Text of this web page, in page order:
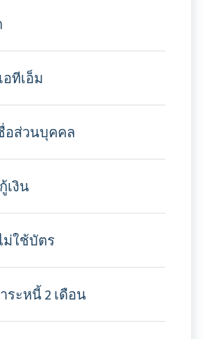
อทีเอ็ม
อส่วนบุคคล
เงิน
ม่ใช้บัตร
ระหนี้ 2 เดือน